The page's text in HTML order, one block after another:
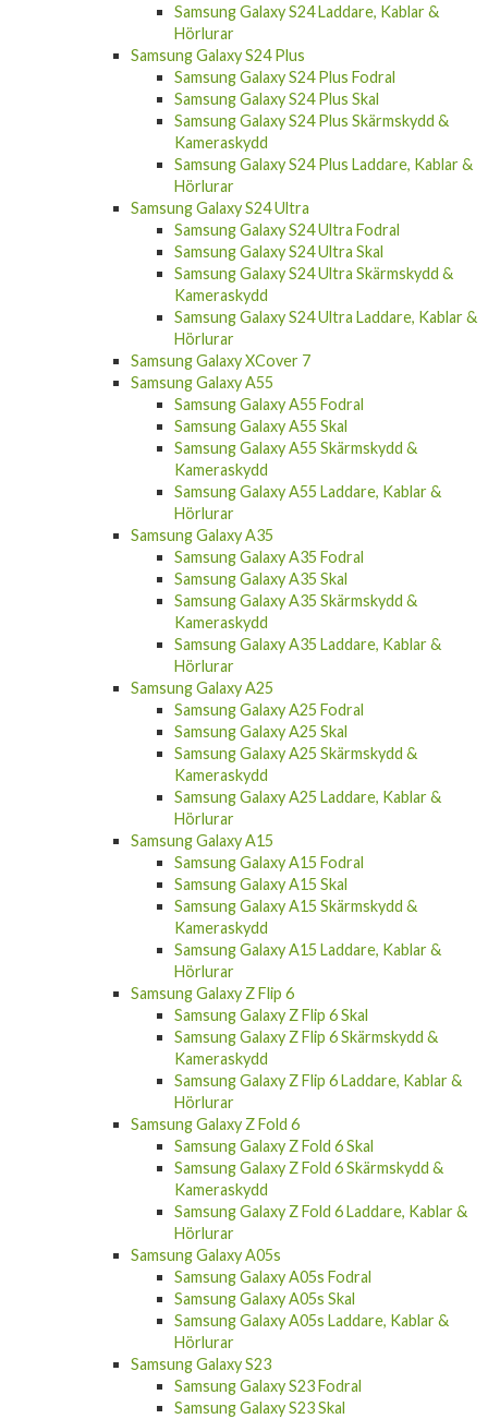
Samsung Galaxy S24 Laddare, Kablar &
Hörlurar
Samsung Galaxy S24 Plus
Samsung Galaxy S24 Plus Fodral
Samsung Galaxy S24 Plus Skal
Samsung Galaxy S24 Plus Skärmskydd &
Kameraskydd
Samsung Galaxy S24 Plus Laddare, Kablar &
Hörlurar
Samsung Galaxy S24 Ultra
Samsung Galaxy S24 Ultra Fodral
Samsung Galaxy S24 Ultra Skal
Samsung Galaxy S24 Ultra Skärmskydd &
Kameraskydd
Samsung Galaxy S24 Ultra Laddare, Kablar &
Hörlurar
Samsung Galaxy XCover 7
Samsung Galaxy A55
Samsung Galaxy A55 Fodral
Samsung Galaxy A55 Skal
Samsung Galaxy A55 Skärmskydd &
Kameraskydd
Samsung Galaxy A55 Laddare, Kablar &
Hörlurar
Samsung Galaxy A35
Samsung Galaxy A35 Fodral
Samsung Galaxy A35 Skal
Samsung Galaxy A35 Skärmskydd &
Kameraskydd
Samsung Galaxy A35 Laddare, Kablar &
Hörlurar
Samsung Galaxy A25
Samsung Galaxy A25 Fodral
Samsung Galaxy A25 Skal
Samsung Galaxy A25 Skärmskydd &
Kameraskydd
Samsung Galaxy A25 Laddare, Kablar &
Hörlurar
Samsung Galaxy A15
Samsung Galaxy A15 Fodral
Samsung Galaxy A15 Skal
Samsung Galaxy A15 Skärmskydd &
Kameraskydd
Samsung Galaxy A15 Laddare, Kablar &
Hörlurar
Samsung Galaxy Z Flip 6
Samsung Galaxy Z Flip 6 Skal
Samsung Galaxy Z Flip 6 Skärmskydd &
Kameraskydd
Samsung Galaxy Z Flip 6 Laddare, Kablar &
Hörlurar
Samsung Galaxy Z Fold 6
Samsung Galaxy Z Fold 6 Skal
Samsung Galaxy Z Fold 6 Skärmskydd &
Kameraskydd
Samsung Galaxy Z Fold 6 Laddare, Kablar &
Hörlurar
Samsung Galaxy A05s
Samsung Galaxy A05s Fodral
Samsung Galaxy A05s Skal
Samsung Galaxy A05s Laddare, Kablar &
Hörlurar
Samsung Galaxy S23
Samsung Galaxy S23 Fodral
Samsung Galaxy S23 Skal